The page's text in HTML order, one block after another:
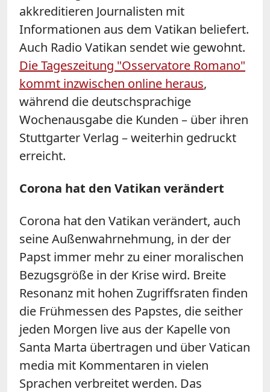
akkreditieren Journalisten mit
Informationen aus dem Vatikan beliefert.
Auch Radio Vatikan sendet wie gewohnt.
Die Tageszeitung "Osservatore Romano"
kommt inzwischen online heraus,
während die deutschsprachige
Wochenausgabe die Kunden – über ihren
Stuttgarter Verlag – weiterhin gedruckt
erreicht.
Corona hat den Vatikan verändert
Corona hat den Vatikan verändert, auch
seine Außenwahrnehmung, in der der
Papst immer mehr zu einer moralischen
Bezugsgröße in der Krise wird. Breite
Resonanz mit hohen Zugriffsraten finden
die Frühmessen des Papstes, die seither
jeden Morgen live aus der Kapelle von
Santa Marta übertragen und über Vatican
media mit Kommentaren in vielen
Sprachen verbreitet werden. Das